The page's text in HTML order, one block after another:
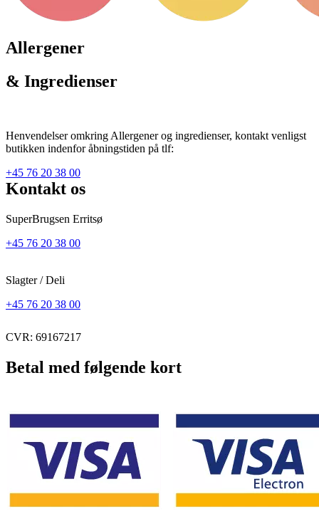
Allergener
& Ingredienser
Henvendelser omkring Allergener og ingredienser, kontakt venligst
butikken indenfor åbningstiden på tlf:
+45 76 20 38 00
Kontakt os
SuperBrugsen Erritsø
+45 76 20 38 00
Slagter / Deli
+45 76 20 38 00
CVR: 69167217
Betal med følgende kort